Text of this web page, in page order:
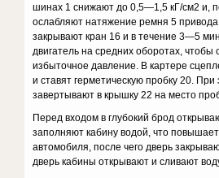
шинах 1 снижают до 0,5—1,5 кГ/см2 и,
ослабляют натяжение ремня 5
закрывают кран 16 и в течение 3—5
двигатель на средних оборотах, чтобы
избыточное давление. В картере
и ставят герметическую пробку 20. При
завертывают в крышку 22 на место
Перед входом в глубокий брод
заполняют кабину водой, что повышает
автомобиля, после чего дверь
дверь кабины открывают и сливают